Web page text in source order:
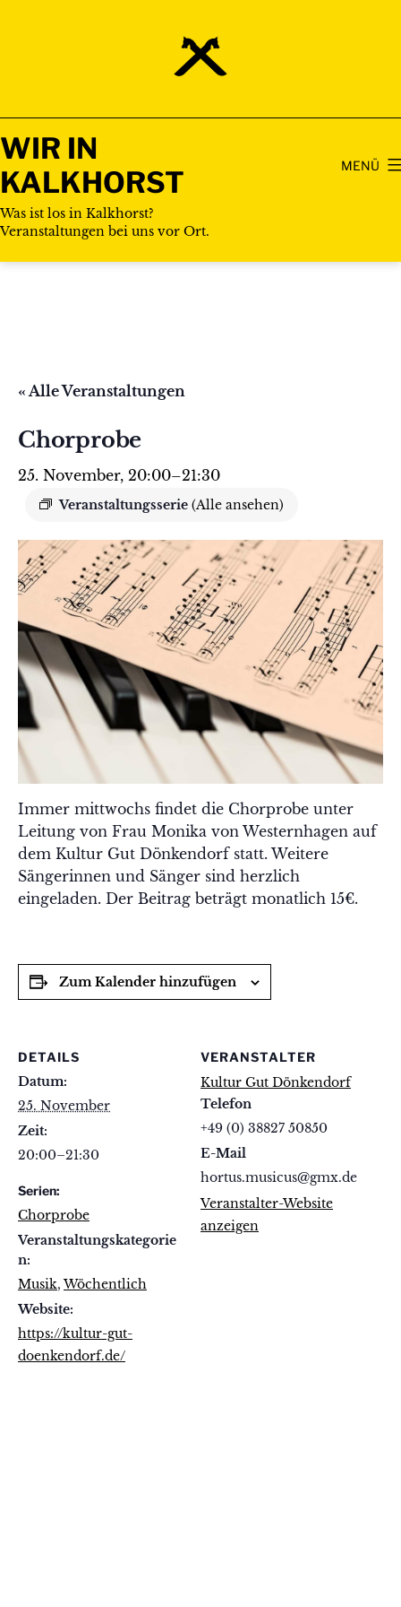
WIR IN
KALKHORST
Was ist los in Kalkhorst?
Veranstaltungen bei uns vor Ort.
MENÜ
« Alle Veranstaltungen
Chorprobe
25. November, 20:00–21:30
Veranstaltungsserie (Alle ansehen)
Immer mittwochs findet die Chorprobe unter
Leitung von Frau Monika von Westernhagen auf
dem Kultur Gut Dönkendorf statt. Weitere
Sängerinnen und Sänger sind herzlich
eingeladen. Der Beitrag beträgt monatlich 15€.
Zum Kalender hinzufügen
DETAILS
Datum:
25. November
Zeit:
20:00–21:30
Serien:
Chorprobe
Veranstaltungskategorie
n:
Musik,Wöchentlich
Website:
https://kultur-gut-
doenkendorf.de/
VERANSTALTER
Kultur Gut Dönkendorf
Telefon
+49 (0) 38827 50850
E-Mail
hortus.musicus@gmx.de
Veranstalter-Website
anzeigen